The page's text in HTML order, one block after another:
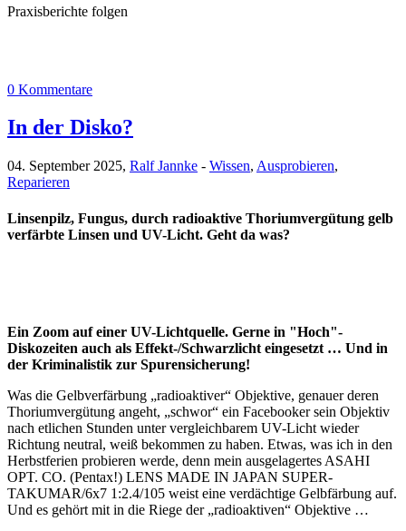
Praxisberichte folgen
0 Kommentare
In der Disko?
04. September 2025, Ralf Jannke - Wissen, Ausprobieren,
Reparieren
Linsenpilz, Fungus, durch radioaktive Thoriumvergütung gelb
verfärbte Linsen und UV-Licht. Geht da was?
Ein Zoom auf einer UV-Lichtquelle. Gerne in "Hoch"-
Diskozeiten auch als Effekt-/Schwarzlicht eingesetzt … Und in
der Kriminalistik zur Spurensicherung!
Was die Gelbverfärbung „radioaktiver“ Objektive, genauer deren
Thoriumvergütung angeht, „schwor“ ein Facebooker sein Objektiv
nach etlichen Stunden unter vergleichbarem UV-Licht wieder
Richtung neutral, weiß bekommen zu haben. Etwas, was ich in den
Herbstferien probieren werde, denn mein ausgelagertes ASAHI
OPT. CO. (Pentax!) LENS MADE IN JAPAN SUPER-
TAKUMAR/6x7 1:2.4/105 weist eine verdächtige Gelbfärbung auf.
Und es gehört mit in die Riege der „radioaktiven“ Objektive …